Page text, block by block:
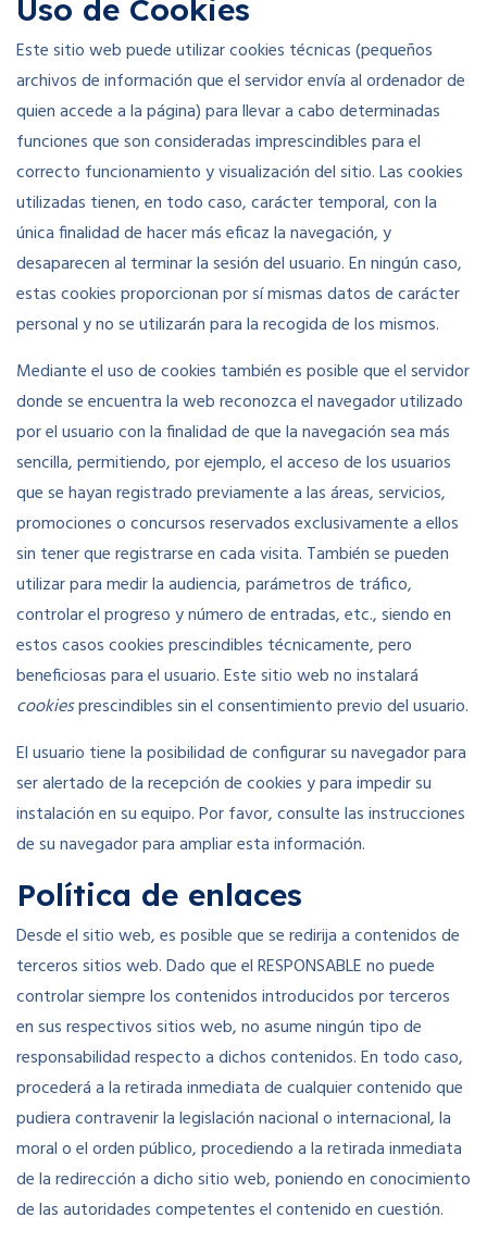
Uso de Cookies
Este sitio web puede utilizar cookies técnicas (pequeños
archivos de información que el servidor envía al ordenador de
quien accede a la página) para llevar a cabo determinadas
funciones que son consideradas imprescindibles para el
correcto funcionamiento y visualización del sitio. Las cookies
utilizadas tienen, en todo caso, carácter temporal, con la
única finalidad de hacer más eficaz la navegación, y
desaparecen al terminar la sesión del usuario. En ningún caso,
estas cookies proporcionan por sí mismas datos de carácter
personal y no se utilizarán para la recogida de los mismos.
Mediante el uso de cookies también es posible que el servidor
donde se encuentra la web reconozca el navegador utilizado
por el usuario con la finalidad de que la navegación sea más
sencilla, permitiendo, por ejemplo, el acceso de los usuarios
que se hayan registrado previamente a las áreas, servicios,
promociones o concursos reservados exclusivamente a ellos
sin tener que registrarse en cada visita. También se pueden
utilizar para medir la audiencia, parámetros de tráfico,
controlar el progreso y número de entradas, etc., siendo en
estos casos cookies prescindibles técnicamente, pero
beneficiosas para el usuario. Este sitio web no instalará
cookiesprescindibles sin el consentimiento previo del usuario.
El usuario tiene la posibilidad de configurar su navegador para
ser alertado de la recepción de cookies y para impedir su
instalación en su equipo. Por favor, consulte las instrucciones
de su navegador para ampliar esta información.
Política de enlaces
Desde el sitio web, es posible que se redirija a contenidos de
terceros sitios web. Dado que el RESPONSABLE no puede
controlar siempre los contenidos introducidos por terceros
en sus respectivos sitios web, no asume ningún tipo de
responsabilidad respecto a dichos contenidos. En todo caso,
procederá a la retirada inmediata de cualquier contenido que
pudiera contravenir la legislación nacional o internacional, la
moral o el orden público, procediendo a la retirada inmediata
de la redirección a dicho sitio web, poniendo en conocimiento
de las autoridades competentes el contenido en cuestión.